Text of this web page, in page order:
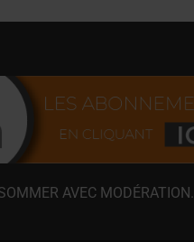
AVEC MODÉRATION.